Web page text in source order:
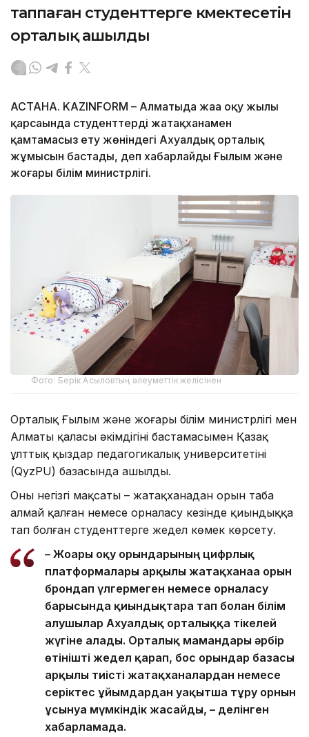
таппаған студенттерге көмектесетін
орталық ашылды
АСТАНА. KAZINFORM – Алматыда жаңа оқу жылы
қарсаңында студенттерді жатақханамен
қамтамасыз ету жөніндегі Ахуалдық орталық
жұмысын бастады, деп хабарлайды Ғылым және
жоғары білім министрлігі.
Фото: Берік Асыловтың әлеуметтік желісінен
Орталық Ғылым және жоғары білім министрлігі мен
Алматы қаласы әкімдігінің бастамасымен Қазақ
ұлттық қыздар педагогикалық университетінің
(QyzPU) базасында ашылды.
Оның негізгі мақсаты – жатақханадан орын таба
алмай қалған немесе орналасу кезінде қиындыққа
тап болған студенттерге жедел көмек көрсету.
– Жоғары оқу орындарының цифрлық
платформалары арқылы жатақханаға орын
брондап үлгермеген немесе орналасу
барысында қиындықтарға тап болған білім
алушылар Ахуалдық орталыққа тікелей
жүгіне алады. Орталық мамандары әрбір
өтінішті жедел қарап, бос орындар базасы
арқылы тиісті жатақханалардан немесе
серіктес ұйымдардан уақытша тұру орнын
ұсынуға мүмкіндік жасайды, – делінген
хабарламада.